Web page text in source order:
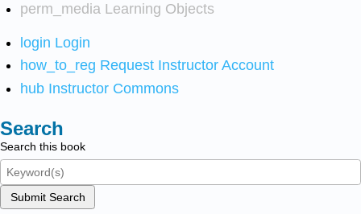
perm_media Learning Objects
login Login
how_to_reg Request Instructor Account
hub Instructor Commons
Search
Search this book
Submit Search